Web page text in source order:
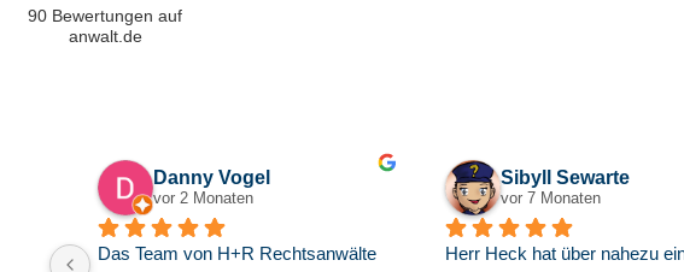
90 Bewertungen auf
anwalt.de
ʎpoq ou
vor 8 Monaten
Habe mich an Herrn Heck gewandt
Can62
letztes Jahr
Die Anwaltskanzlei kann